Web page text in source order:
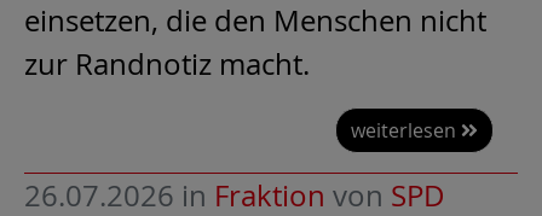
einsetzen, die den Menschen nicht
zur Randnotiz macht.
weiterlesen
26.07.2026 in Fraktion von SPD